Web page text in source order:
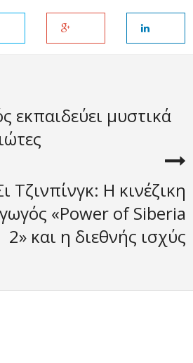
εκπαιδεύει μυστικά
Τζινπίνγκ: Η κινέζικη
«Power of Siberia
2» και η διεθνής ισχύς